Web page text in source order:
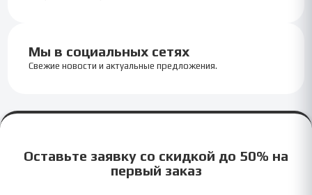
Мы в социальных сетях
Свежие новости и актуальные предложения.
Оставьте заявку со скидкой до 50% на
первый заказ